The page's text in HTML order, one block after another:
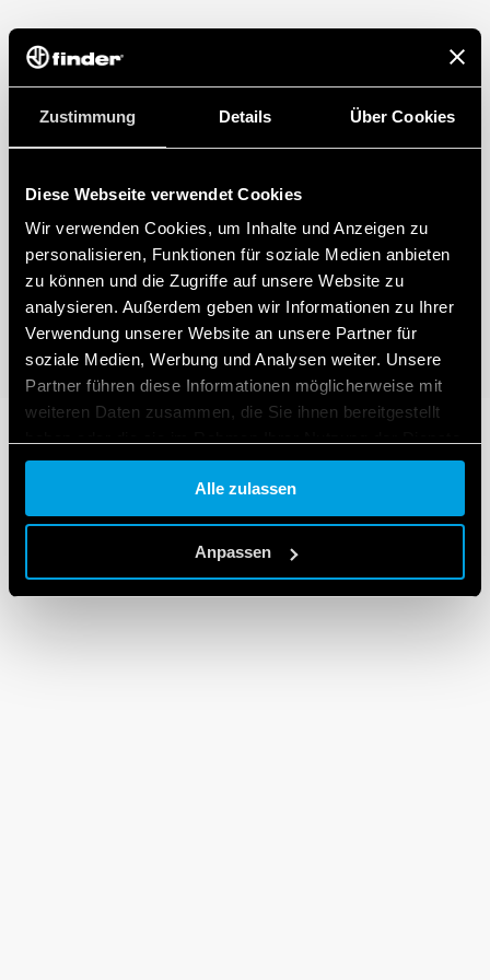
Zustimmung Details Über Cookies
Diese Webseite verwendet Cookies
Wir verwenden Cookies, um Inhalte und Anzeigen zu
personalisieren, Funktionen für soziale Medien anbieten
zu können und die Zugriffe auf unsere Website zu
analysieren. Außerdem geben wir Informationen zu Ihrer
Verwendung unserer Website an unsere Partner für
soziale Medien, Werbung und Analysen weiter. Unsere
Partner führen diese Informationen möglicherweise mit
weiteren Daten zusammen, die Sie ihnen bereitgestellt
gesammelt haben.
Cookie policy.
Alle zulassen
Anpassen